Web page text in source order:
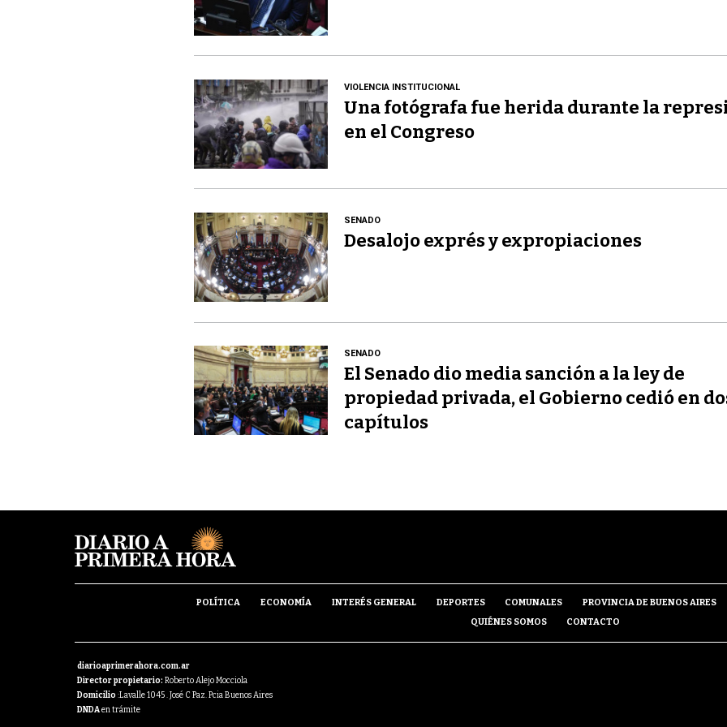
VIOLENCIA INSTITUCIONAL
Una fotógrafa fue herida durante la
en el Congreso
SENADO
Desalojo exprés y expropiaciones
SENADO
El Senado dio media sanción a la ley de
propiedad privada, el Gobierno cedió en
capítulos
POLÍTICA ECONOMÍA INTERÉS GENERAL DEPORTES COMUNALES
PROVINCIA DE BUENOS AIRES
QUIÉNES SOMOS
CONTACTO
diarioaprimerahora.com.ar
Director propietario: Roberto Alejo Mocciola
Domicilio :Lavalle 1045 . José C Paz. Pcia Buenos Aires
DNDAen trámite